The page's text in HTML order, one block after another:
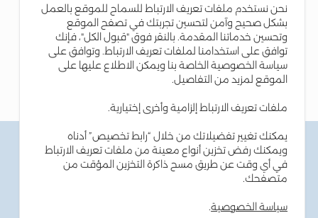
الشروط والاحكام
سياسة الخصوصية
سياسة ملفات تعريف الارتباط
نحن نستخدم ملفات تعريف الارتباط للسماح للموقع بالعمل
بشكل صحيح وآمن لتحسين تجربتك في تصفح الموقع
وتحسين خدماتنا المقدمة. بالنقر فوق "قبول الكل"، فإنك
توافق على استخدامنا لملفات تعريف الارتباط. وتوافق على
سياسة الخصوصية الخاصة بنا ويمكن الاطلاع عليها على
الموقع لمزيد من التفاصيل.
ملفات تعريف الارتباط إلزامية وأخرى إختيارية.
يمكنك تغيير تفضيلاتك من خلال “رابط تخصيص” أدناه
ويمكنك رفض تخزين أنواع معينة من ملفات تعريف الارتباط
في أي وقت عن طريق مسح ذاكرة التخزين المؤقت من
متصفحك.
سياسة الخصوصية.